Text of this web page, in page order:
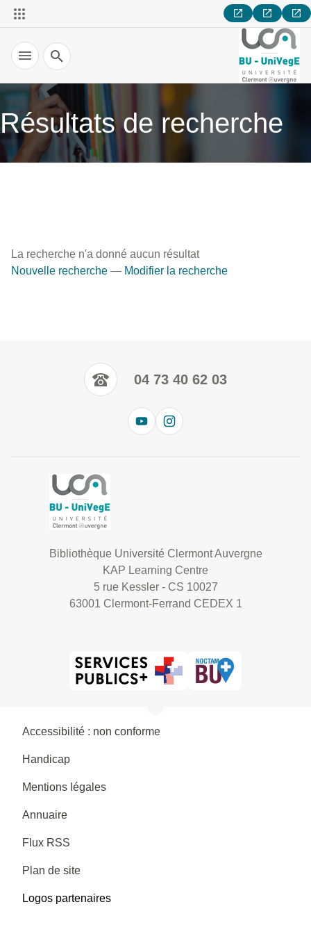
Recherche
Résultats de recherche
La recherche n'a donné aucun résultat
Nouvelle recherche — Modifier la recherche
04 73 40 62 03
Bibliothèque Université Clermont Auvergne
KAP Learning Centre
5 rue Kessler - CS 10027
63001 Clermont-Ferrand CEDEX 1
Accessibilité : non conforme
Handicap
Mentions légales
Annuaire
Flux RSS
Plan de site
Logos partenaires